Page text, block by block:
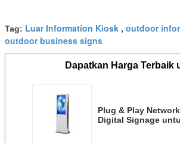
Tag: Luar Information Kiosk , outdoor
outdoor business signs
Dapatkan Harga Terbaik
Plug & Play
Digital Signage